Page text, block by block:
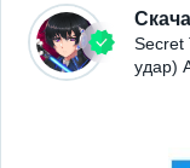
Secret
удар)